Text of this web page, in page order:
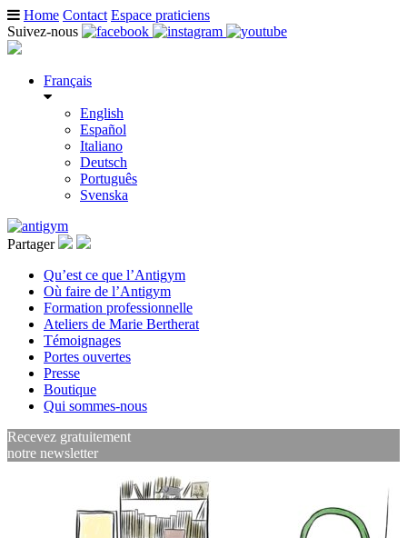
Home Contact Espace praticiens
Suivez-nous
Français
English
Español
Italiano
Deutsch
Português
Svenska
Partager
Qu’est ce que l’Antigym
Où faire de l’Antigym
Formation professionnelle
Ateliers de Marie Bertherat
Témoignages
Portes ouvertes
Presse
Boutique
Qui sommes-nous
Recevez gratuitement
notre newsletter